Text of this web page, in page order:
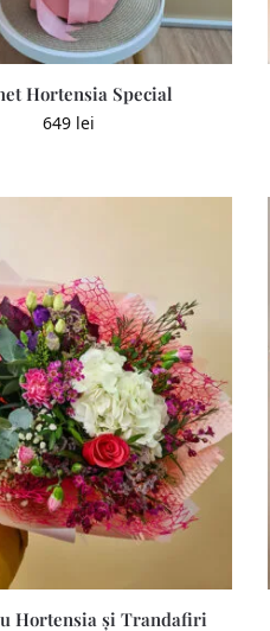
Hortensia Special
649 lei
Hortensia și Trandafiri